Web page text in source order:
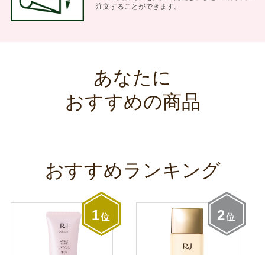
注文することができます。
あなたに
おすすめの商品
おすすめランキング
1位 2位